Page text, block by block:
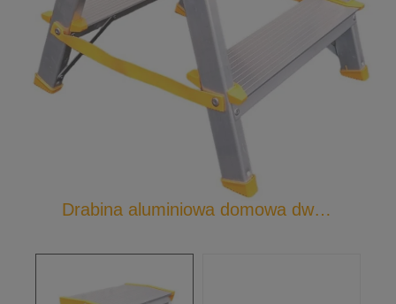
Drabina aluminiowa domowa dwustronna ze zintegrowanym zawiasem Eurostyl 196X